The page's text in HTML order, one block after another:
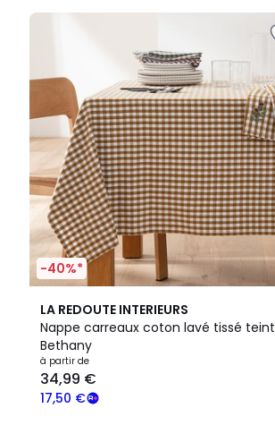
-40%*
LA REDOUTE INTERIEURS
Nappe carreaux coton lavé tissé teint
Bethany
à partir de
17,50 €
34,99 €
4,9
/ 5
5
Couleurs